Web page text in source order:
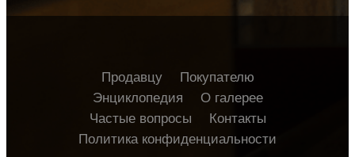
Продавцу
Покупателю
Энциклопедия
О галерее
Частые вопросы
Контакты
Политика конфиденциальности